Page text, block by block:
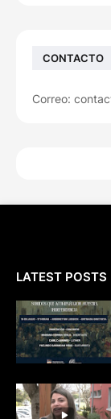
CONTACTO
Correo:
LATEST POSTS